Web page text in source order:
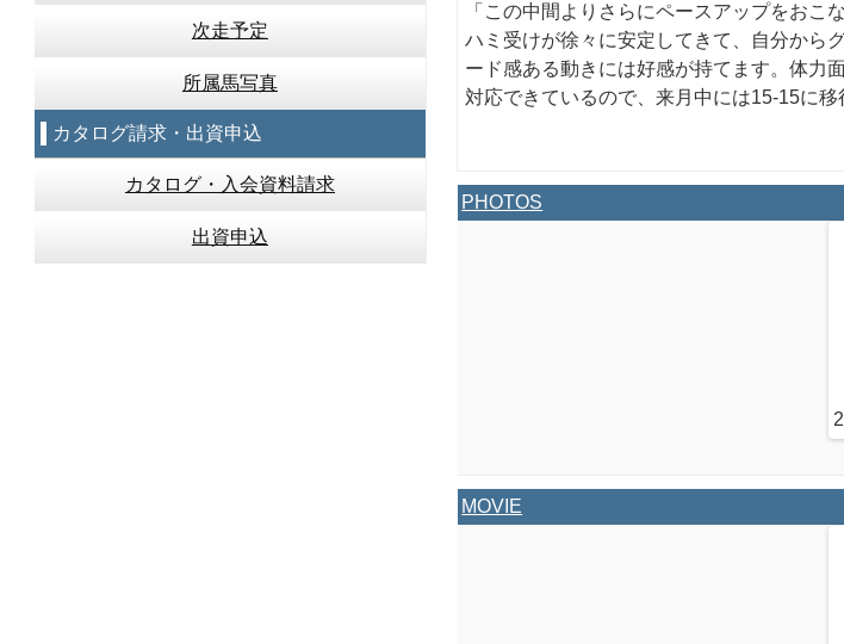
次走予定
所属馬写真
カタログ請求・出資申込
カタログ・入会資料請求
出資申込
「この中間よりさらにペースアップをおこ
ハミ受けが徐々に安定してきて、自分から
ード感ある動きには好感が持てます。体力
対応できているので、来月中には15-15に
PHOTOS
MOVIE